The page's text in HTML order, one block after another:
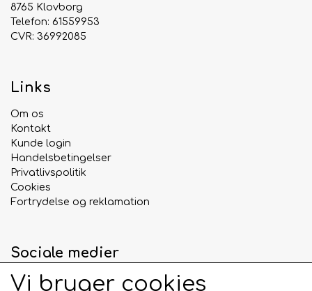
8765 Klovborg
Telefon: 61559953
CVR: 36992085
Links
Om os
Kontakt
Kunde login
Handelsbetingelser
Privatlivspolitik
Cookies
Fortrydelse og reklamation
Sociale medier
Vi bruger cookies